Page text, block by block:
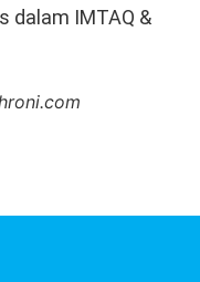
dalam IMTAQ &